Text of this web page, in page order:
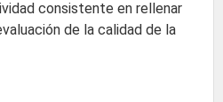
consistente en rellenar
de la calidad de la